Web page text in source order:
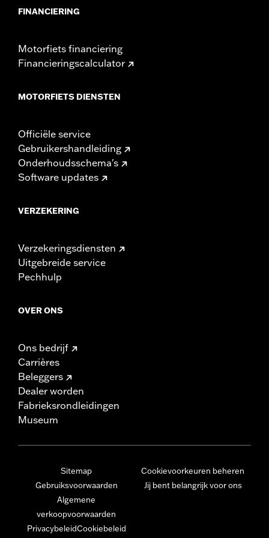
FINANCIERING
Motorfiets financiering
Financieringscalculator
MOTORFIETS DIENSTEN
Officiële service
Gebruikershandleiding
Onderhoudsschema's
Software updates
VERZEKERING
Verzekeringsdiensten
Uitgebreide service
Pechhulp
OVER ONS
Ons bedrijf
Carrières
Beleggers
Dealer worden
Fabrieksrondleidingen
Museum
Sitemap
Gebruiksvoorwaarden
Algemene
verkoopvoorwaarden
PrivacybeleidCookiebeleid
Cookievoorkeuren beheren
Jij bent belangrijk voor ons